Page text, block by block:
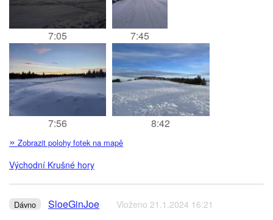
7:05 7:45
7:56 8:42
» Zobrazit polohy fotek na mapě
Východní Krušné hory
Dávno SloeGinJoe Vloženo 21.1.2024 16:21